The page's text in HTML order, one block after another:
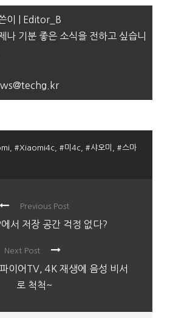
이 | Editor_B
나 기분 좋은 소식을 전하고 싶습니
#Xiaomi4c #미4c #샤오미
#스마
Previous Post
서 저장 공간 걱정 없다?
Next Post
이어TV, 4K 재생에 음성 비서
로 척척~